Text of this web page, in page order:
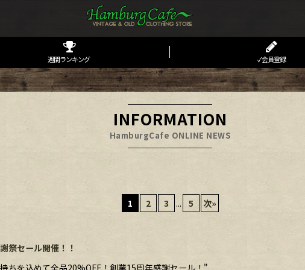
週間ランキング ✓会員登録
INFORMATION
HamburgCafe ONLINE NEWS
1 2 3 ... 5 次»
祭セール開催！！